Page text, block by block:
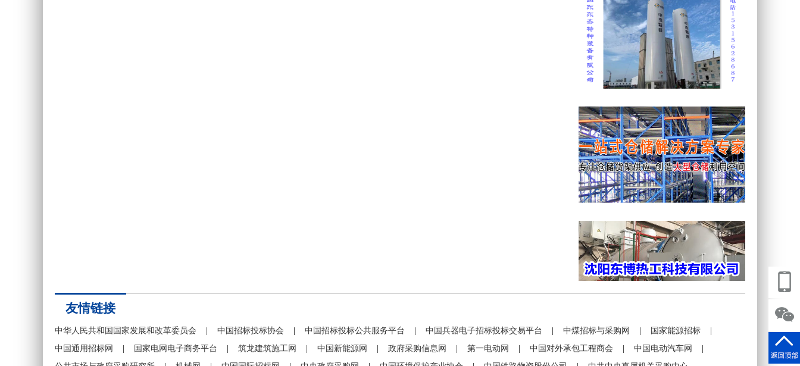
友情链接
中华人民共和国国家发展和改革委员会 中国招标投标协会 中国招标投标公共服务平台 中国兵器电子招标投标交易平台 中煤招标与采购网 国家能源招标
中国通用招标网
国家电网电子商务平台 筑龙建筑施工网 中国新能源网 政府采购信息网 第一电动网 中国对外承包工程商会 中国电动汽车网